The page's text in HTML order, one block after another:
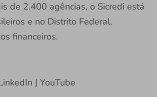
de 2.400 agências, o Sicredi está
e no Distrito Federal,
financeiros.
| YouTube